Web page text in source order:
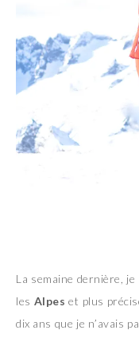
La semaine dernière,
les Alpes et plus
dix ans que je n’avais